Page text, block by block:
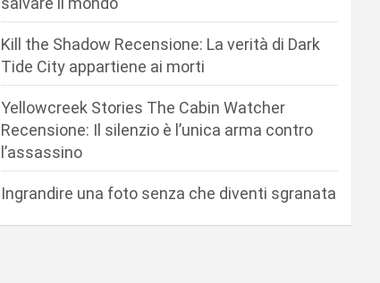
Kill the Shadow Recensione: La verità di Dark
Tide City appartiene ai morti
Yellowcreek Stories The Cabin Watcher
Recensione: Il silenzio è l’unica arma contro
l’assassino
Ingrandire una foto senza che diventi sgranata